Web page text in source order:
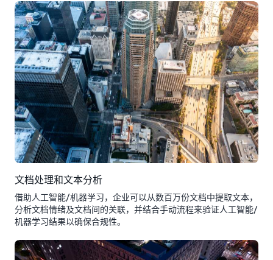
文档处理和文本分析
借助人工智能/机器学习，企业可以从数百万份文档中提取文本，
分析文档情绪及文档间的关联，并结合手动流程来验证人工智能/
机器学习结果以确保合规性。